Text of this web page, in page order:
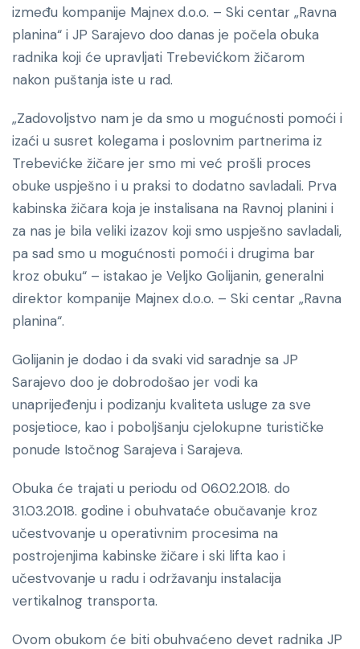
između kompanije Majnex d.o.o. – Ski centar „Ravna
planina“ i JP Sarajevo doo danas je počela obuka
radnika koji će upravljati Trebevićkom žičarom
nakon puštanja iste u rad.
„Zadovoljstvo nam je da smo u mogućnosti pomoći i
izaći u susret kolegama i poslovnim partnerima iz
Trebevićke žičare jer smo mi već prošli proces
obuke uspješno i u praksi to dodatno savladali. Prva
kabinska žičara koja je instalisana na Ravnoj planini i
za nas je bila veliki izazov koji smo uspješno savladali,
pa sad smo u mogućnosti pomoći i drugima bar
kroz obuku“ – istakao je Veljko Golijanin, generalni
direktor kompanije Majnex d.o.o. – Ski centar „Ravna
planina“.
Golijanin je dodao i da svaki vid saradnje sa JP
Sarajevo doo je dobrodošao jer vodi ka
unaprijeđenju i podizanju kvaliteta usluge za sve
posjetioce, kao i poboljšanju cjelokupne turističke
ponude Istočnog Sarajeva i Sarajeva.
Obuka će trajati u periodu od 06.02.2018. do
31.03.2018. godine i obuhvataće obučavanje kroz
učestvovanje u operativnim procesima na
postrojenjima kabinske žičare i ski lifta kao i
učestvovanje u radu i održavanju instalacija
vertikalnog transporta.
Ovom obukom će biti obuhvaćeno devet radnika JP